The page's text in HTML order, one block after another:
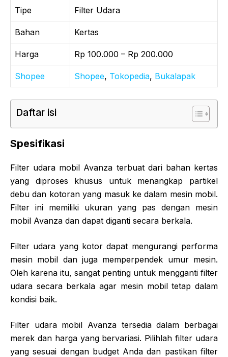
Tipe Filter Udara
Bahan Kertas
Harga Rp 100.000 – Rp 200.000
Shopee Shopee, Tokopedia, Bukalapak
Daftar isi
Spesifikasi
Filter udara mobil Avanza terbuat dari bahan kertas
yang diproses khusus untuk menangkap partikel
debu dan kotoran yang masuk ke dalam mesin mobil.
Filter ini memiliki ukuran yang pas dengan mesin
mobil Avanza dan dapat diganti secara berkala.
Filter udara yang kotor dapat mengurangi performa
mesin mobil dan juga memperpendek umur mesin.
Oleh karena itu, sangat penting untuk mengganti filter
udara secara berkala agar mesin mobil tetap dalam
kondisi baik.
Filter udara mobil Avanza tersedia dalam berbagai
merek dan harga yang bervariasi. Pilihlah filter udara
yang sesuai dengan budget Anda dan pastikan filter